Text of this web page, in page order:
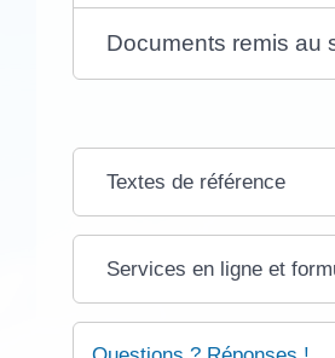
Documents remis au
Textes de référence
Services en ligne et